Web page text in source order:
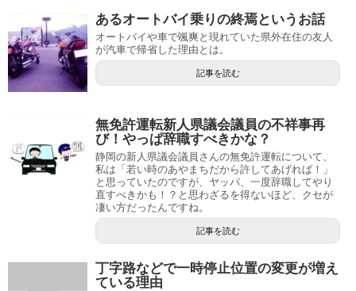
あるオートバイ乗りの終焉というお話
オートバイや車で颯爽と現れていた県外在住の友人
が汽車で帰省した理由とは。
記事を読む
無免許運転新人県議会議員の不祥事再
び！やっぱ辞職すべきかな？
静岡の新人県議会議員さんの無免許運転について、
私は「若い時のあやまちだから許してあげれば！」
と思っていたのですが、ヤッパ、一度辞職してやり
直すべきかも！？と思わざるを得ないほど、クセが
凄い方だったんですね。
記事を読む
丁字路などで一時停止位置の変更が増え
ている理由